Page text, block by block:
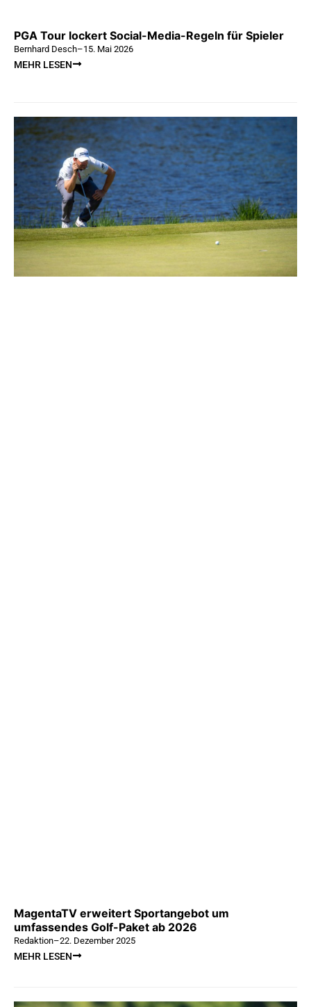
PGA Tour lockert Social-Media-Regeln für Spieler
Bernhard Desch–15. Mai 2026
MEHR LESEN
MagentaTV erweitert Sportangebot um
umfassendes Golf-Paket ab 2026
Redaktion–22. Dezember 2025
MEHR LESEN